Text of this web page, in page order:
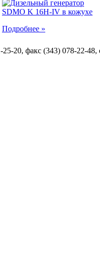
Подробнее »
20, факс (343) 078-22-